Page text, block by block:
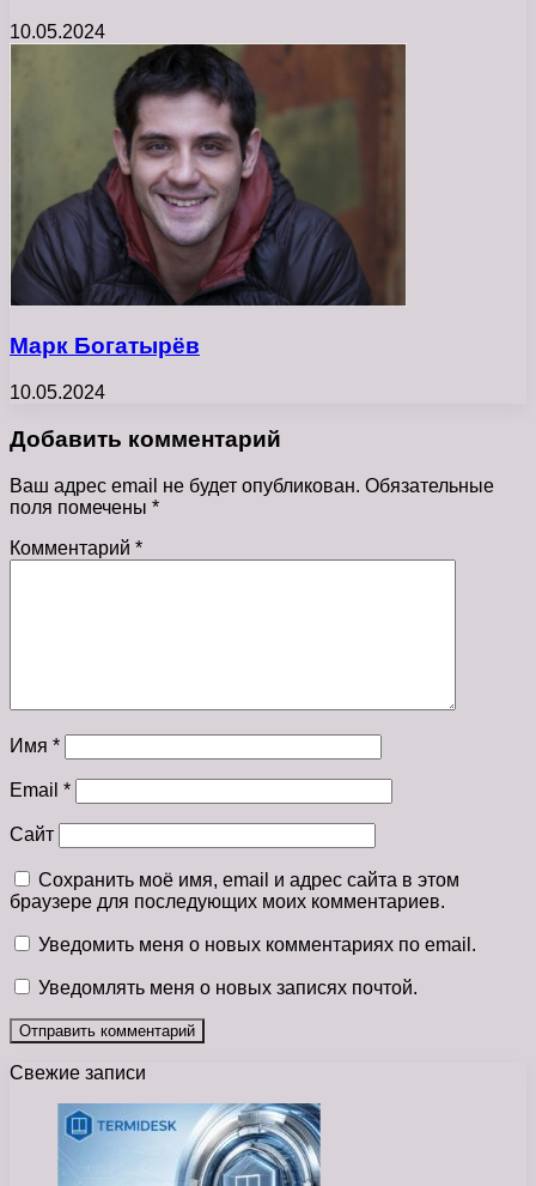
10.05.2024
Марк Богатырёв
10.05.2024
Добавить комментарий
Ваш адрес email не будет опубликован. Обязательные
поля помечены *
Комментарий *
Имя *
Email *
Сайт
Сохранить моё имя, email и адрес сайта в этом
браузере для последующих моих комментариев.
Уведомить меня о новых комментариях по email.
Уведомлять меня о новых записях почтой.
Свежие записи